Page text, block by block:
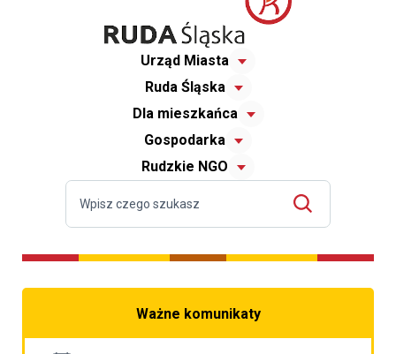
Urząd Miasta
Ruda Śląska
Dla mieszkańca
Gospodarka
Rudzkie NGO
Ważne komunikaty